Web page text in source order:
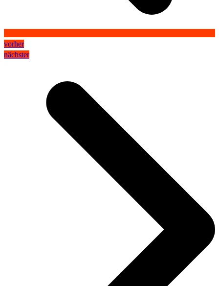
vorher
nächster